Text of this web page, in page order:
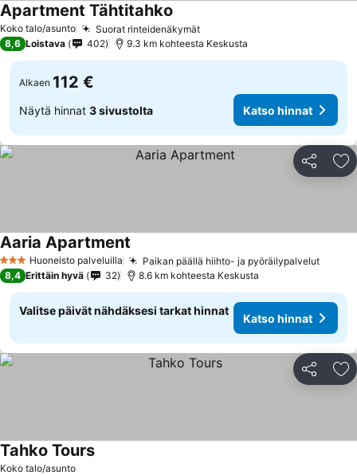
Koko talo/asunto Suorat rinteidenäkymätKatso hinnat
Apartment Tähtitahko
8,6 Loistava 402 9.3 km kohteesta Keskusta
Alkaen 112 €
Näytä hinnat 3 sivustolta Katso hinnat
Jaa
3 Tähtiluokitus
Huoneisto palveluilla Paikan päällä hiihto- ja pyöräilypalvelutKatso
Aaria Apartment
8,4 Erittäin hyvä 32 8.6 km kohteesta Keskusta
Valitse päivät nähdäksesi tarkat hinnat
Katso hinnat
Jaa
Koko talo/asunto
Tahko ToursKatso hinnat